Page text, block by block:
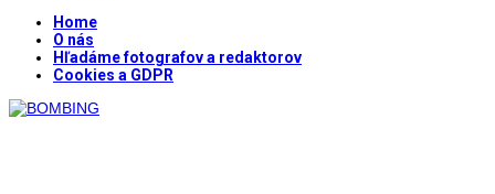
Home
O nás
Hľadáme fotografov a redaktorov
Cookies a GDPR